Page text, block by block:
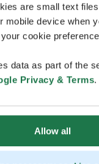
are small text
mobile device when
cookie
data as part of the
Privacy & Terms.
Allow all